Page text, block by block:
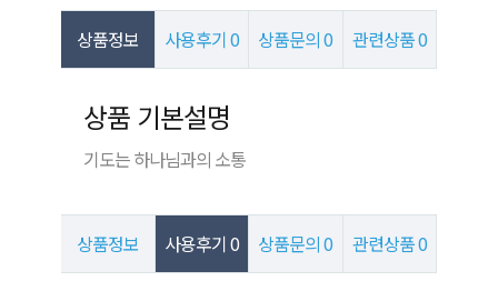
상품정보 사용후기0 상품문의0 관련상품0
상품 정보
상품 기본설명
기도는 하나님과의 소통
상품정보 사용후기0 상품문의0 관련상품0